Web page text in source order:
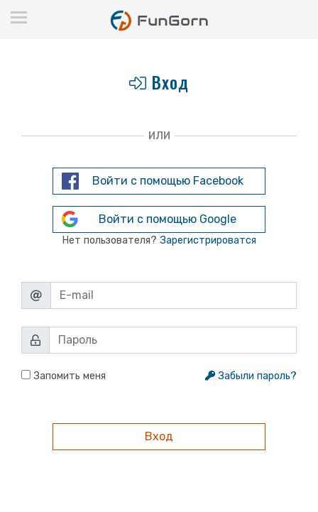
Вход
ИЛИ
Войти с помощью Facebook
Войти с помощью Google
Нет пользователя? Зарегистрироватся
Запомить меня Забыли пароль?